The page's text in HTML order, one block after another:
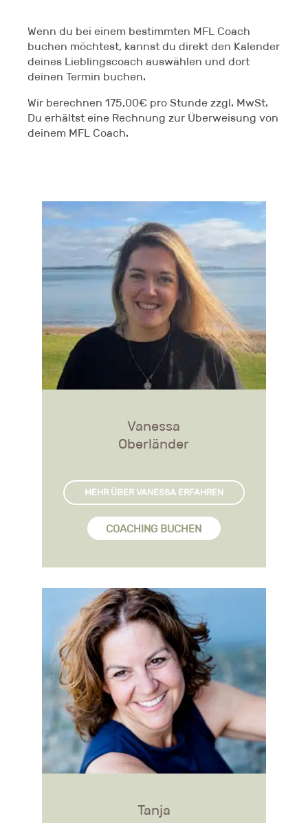
Wenn du bei einem bestimmten MFL Coach
buchen möchtest, kannst du direkt den Kalender
deines Lieblingscoach auswählen und dort
deinen Termin buchen.
Wir berechnen 175,00€ pro Stunde zzgl. MwSt.
Du erhältst eine Rechnung zur Überweisung von
deinem MFL Coach.
Vanessa
Oberländer
MEHR ÜBER VANESSA ERFAHREN
COACHING BUCHEN
Tanja